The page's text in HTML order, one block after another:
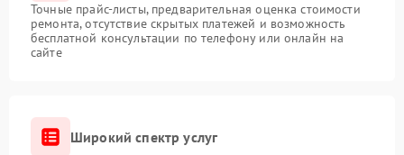
Точные прайс-листы, предварительная оценка стоимости
ремонта, отсутствие скрытых платежей и возможность
бесплатной консультации по телефону или онлайн на
сайте
Широкий спектр услуг